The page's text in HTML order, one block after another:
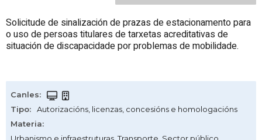
Solicitude de sinalización de prazas de estacionamento para
o uso de persoas titulares de tarxetas acreditativas de
situación de discapacidade por problemas de mobilidade.
Canles:
Tipo:
Autorizacións, licenzas, concesións e homologacións
Materia:
Urbanismo e infraestruturas ,Transporte Sector público